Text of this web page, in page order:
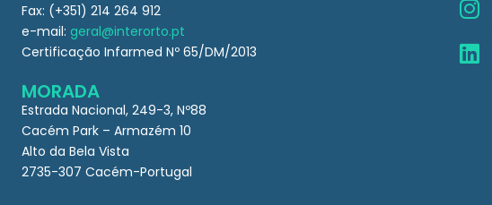
Fax: (+351) 214 264 912
e-mail: geral@interorto.pt
Certificação Infarmed Nº 65/DM/2013
MORADA
Estrada Nacional, 249-3, Nº88
Cacém Park – Armazém 10
Alto da Bela Vista
2735-307 Cacém-Portugal